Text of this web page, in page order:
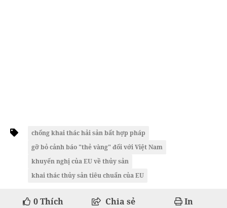
chống khai thác hải sản bất hợp pháp
gỡ bỏ cảnh báo "thẻ vàng" đối với Việt Nam
khuyến nghị của EU về thủy sản
khai thác thủy sản tiêu chuẩn của EU
0Thích Chia sẻ In